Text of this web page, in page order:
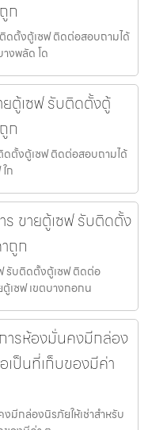
ก
ดตั้งตู้เซฟ ติดต่อสอบถามได้
งพลัด โด
ตู้เซฟ รับติดตั้งตู้
ก
ดตั้งตู้เซฟ ติดต่อสอบถามได้
ก
ร ขายตู้เซฟ รับติดตั้ง
ถูก
รับติดตั้งตู้เซฟ ติดต่อ
เซฟ เขตบางกอกน
รห้องมั่นคงมีกล่อง
เป็นที่เก็บของมีค่า
กล่องนิรภัยให้เช่าสำหรับ